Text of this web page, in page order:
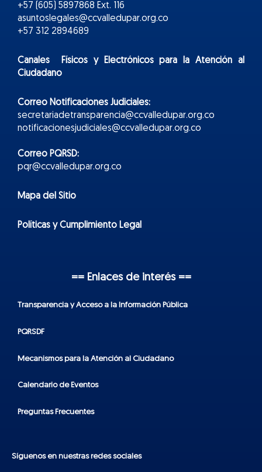
+57 (605) 5897868 Ext. 116
asuntoslegales@ccvalledupar.org.co
+57 312 2894689
Canales Físicos yElectrónicospara la Atención al
Ciudadano
Correo Notificaciones Judiciales:
secretariadetransparencia@ccvalledupar.org.co
notificacionesjudiciales@ccvalledupar.org.co
Correo PQRSD:
pqr@ccvalledupar.org.co
Mapa del Sitio
Políticas y Cumplimiento Legal
== Enlaces de interés ==
Transparencia y Acceso a la Información Pública
PQRSDF
Mecanismos para la Atención al Ciudadano
Calendario de Eventos
Preguntas Frecuentes
Síguenos en nuestras redes sociales